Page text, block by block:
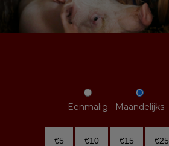
Eenmalig Maandelijks
€5 €10 €15 €25